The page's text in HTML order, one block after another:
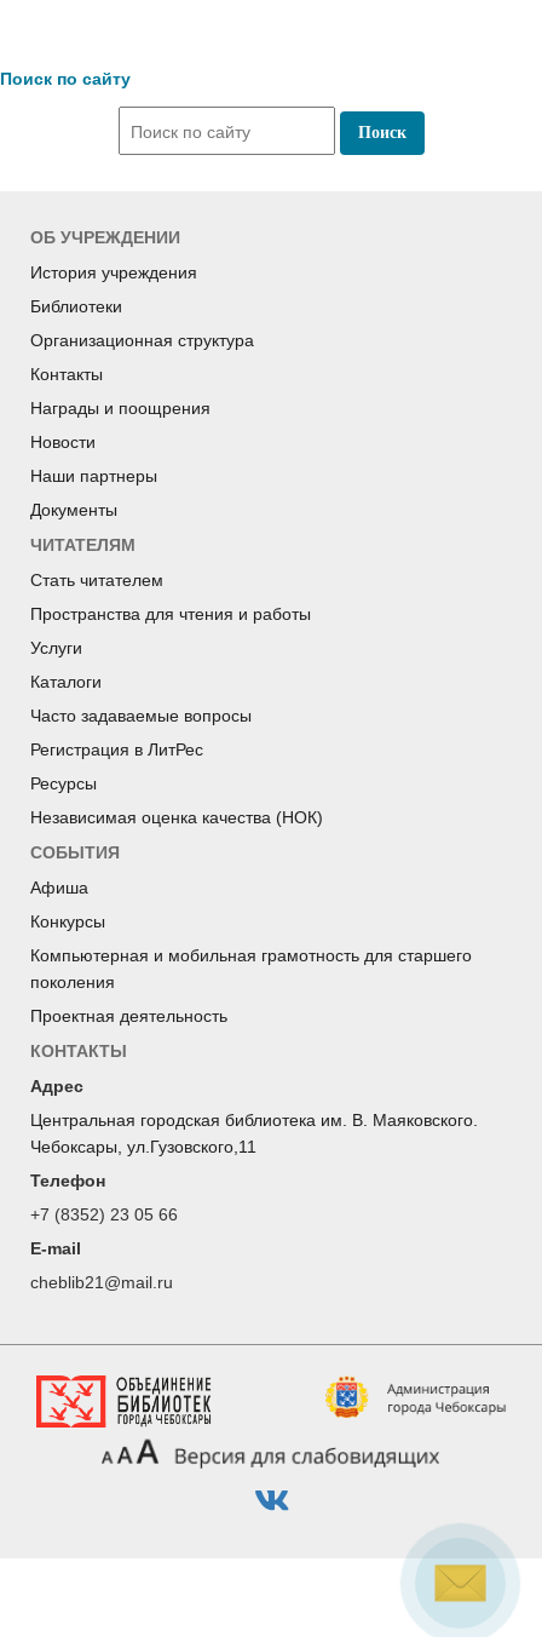
Поиск по сайту
ОБ УЧРЕЖДЕНИИ
История учреждения
Библиотеки
Организационная структура
Контакты
Награды и поощрения
Новости
Наши партнеры
Документы
ЧИТАТЕЛЯМ
Стать читателем
Пространства для чтения и работы
Услуги
Каталоги
Часто задаваемые вопросы
Регистрация в ЛитРес
Ресурсы
Независимая оценка качества (НОК)
СОБЫТИЯ
Афиша
Конкурсы
Компьютерная и мобильная грамотность для старшего
поколения
Проектная деятельность
КОНТАКТЫ
Адрес
Центральная городская библиотека им. В. Маяковского.
Чебоксары, ул.Гузовского,11
Телефон
+7 (8352) 23 05 66
E-mail
cheblib21@mail.ru